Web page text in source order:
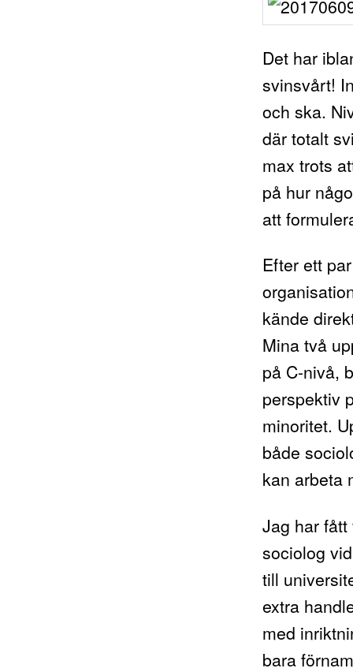
Det har
svinsvårt!
och ska.
där totalt
max trots
på hur
att
Efter ett
kände
Mina två
på C-nivå,
perspektiv
minoritet.
både
kan arbeta
Jag har
sociolog
till
extra
med
bara